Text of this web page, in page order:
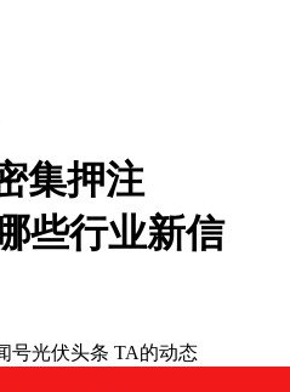
集押注
些行业新信
号光伏头条 TA的动态